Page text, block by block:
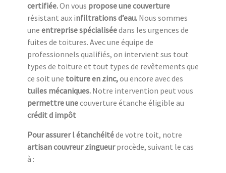
certifiée.On vous propose une couverture
résistant aux infiltrations d’eau. Nous sommes
une entreprise spécialiséedans les urgences de
fuites de toitures. Avec une équipe de
professionnels qualifiés, on intervient sus tout
types de toiture et tout types de revêtements que
ce soit une toiture en zinc,ou encore avec des
tuiles mécaniques. Notre intervention peut vous
permettre unecouverture étanche éligible au
crédit d impôt
Pour assurer l étanchéitéde votre toit, notre
artisan couvreur zingueurprocède, suivant le cas
à :